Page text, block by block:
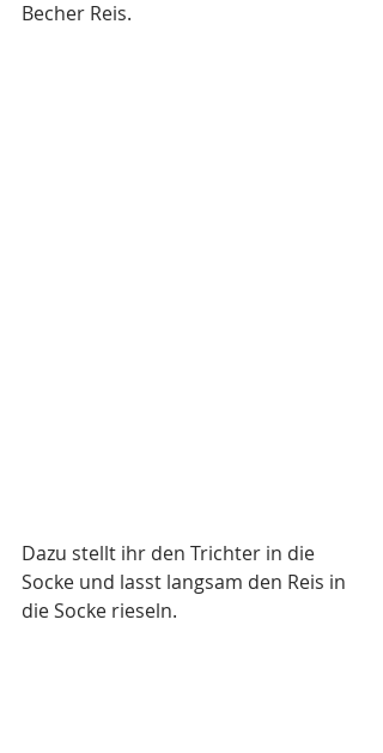
Becher Reis.
Dazu stellt ihr den Trichter in die
Socke und lasst langsam den Reis in
die Socke rieseln.